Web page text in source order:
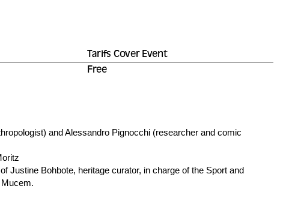
Tarifs Cover Event
Free
and Alessandro Pignocchi (researcher and comic
Justine Bohbote, heritage curator, in charge of the Sport and